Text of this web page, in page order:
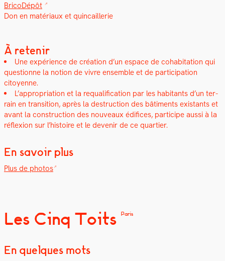
BricoDépôt
Don en matéri­aux et quin­cail­lerie
À retenir
Une expéri­ence de créa­tion d’un espace de cohab­i­ta­tion qui
ques­tionne la notion de vivre ensem­ble et de par­tic­i­pa­tion
citoyenne.
L’appropriation et la requal­i­fi­ca­tion par les habi­tants d’un ter­
rain en tran­si­tion, après la destruc­tion des bâti­ments exis­tants et
avant la con­struc­tion des nou­veaux édi­fices, par­ticipe aus­si à la
réflex­ion sur l’histoire et le devenir de ce quarti­er.
En savoir plus
Plus de pho­tos
Les Cinq Toits Paris
En quelques mots